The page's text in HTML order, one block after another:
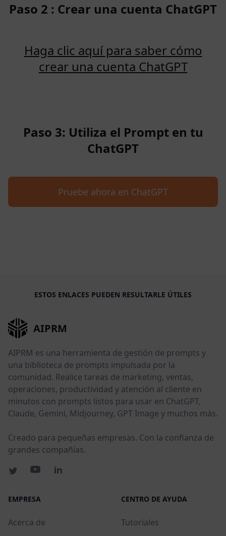
Paso 2 : Crear una cuenta ChatGPT
Haga clic aquí para saber cómo
crear una cuenta ChatGPT
Paso 3: Utiliza el Prompt en tu
ChatGPT
Pruebe ahora en ChatGPT
ESTOS ENLACES PUEDEN RESULTARLE ÚTILES
AIPRM
AIPRM es una herramienta de gestión de prompts y
una biblioteca de prompts impulsada por la
comunidad. Realice tareas de marketing, ventas,
operaciones, productividad y atención al cliente en
minutos con prompts listos para usar en ChatGPT,
Claude, Gemini, Midjourney, GPT Image y muchos más.
Creado para pequeñas empresas. Con la confianza de
grandes compañías.
EMPRESA
Acerca de
CENTRO DE AYUDA
Tutoriales